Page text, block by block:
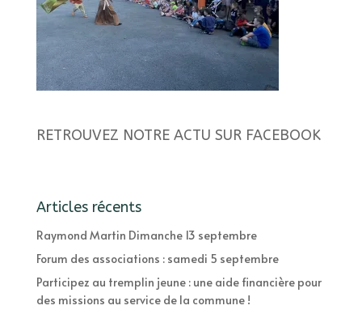
RETROUVEZ NOTRE ACTU SUR FACEBOOK
Articles récents
Raymond Martin Dimanche 13 septembre
Forum des associations : samedi 5 septembre
Participez au tremplin jeune : une aide financière pour
des missions au service de la commune !